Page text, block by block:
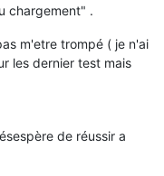
chargement" .
m'etre trompé ( je n'ai
les dernier test mais
de réussir a